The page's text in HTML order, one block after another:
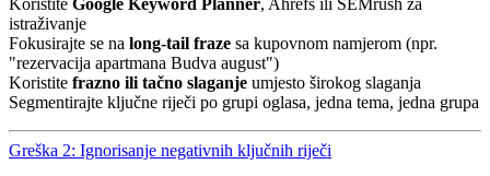
Koristite Google Keyword Planner, Ahrefs ili SEMrush za
istraživanje
Fokusirajte se na long-tail fraze sa kupovnom namjerom (npr.
"rezervacija apartmana Budva august")
Koristite frazno ili tačno slaganje umjesto širokog slaganja
Segmentirajte ključne riječi po grupi oglasa, jedna tema, jedna grupa
Greška 2: Ignorisanje negativnih ključnih riječi